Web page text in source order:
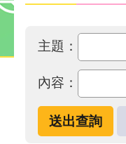
主題：
內容：